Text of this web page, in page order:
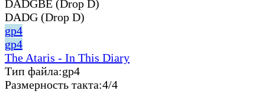
DADGBE (Drop D)
DADG (Drop D)
gp4
gp4
The Ataris - In This Diary
Тип файла:gp4
Размерность такта:4/4